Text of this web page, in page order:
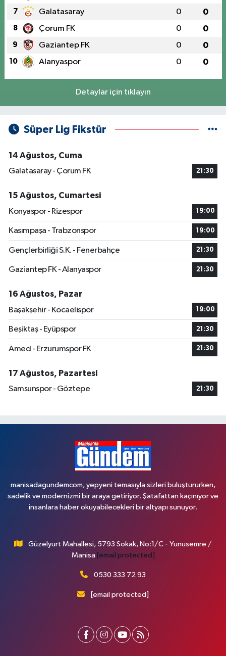
7 Galatasaray 0 0
8 Çorum FK 0 0
9 Gaziantep FK 0 0
10 Alanyaspor 0 0
Detaylar için tıklayın
Süper Lig Fikstür
14 Ağustos, Cuma
Galatasaray - Çorum FK
21:30
15 Ağustos, Cumartesi
Konyaspor - Rizespor
19:00
Kasımpaşa - Trabzonspor 19:00
Gençlerbirliği S.K. - Fenerbahçe 21:30
Gaziantep FK - Alanyaspor 21:30
16 Ağustos, Pazar
Başakşehir - Kocaelispor
19:00
Beşiktaş - Eyüpspor 21:30
Amed - Erzurumspor FK 21:30
17 Ağustos, Pazartesi
Samsunspor - Göztepe
21:30
manisadagundemcom, yepyeni temasıyla sizleri buluştururken,
sadelik ve modernizmi bir araya getiriyor. Şatafattan kaçınıyor ve
insanlara haber okuyabilecekleri bir altyapı sunuyor.
Güzelyurt Mahallesi, 5793 Sokak, No:1/C - Yunusemre /
Manisa [email protected]
0530 333 72 93
[email protected]